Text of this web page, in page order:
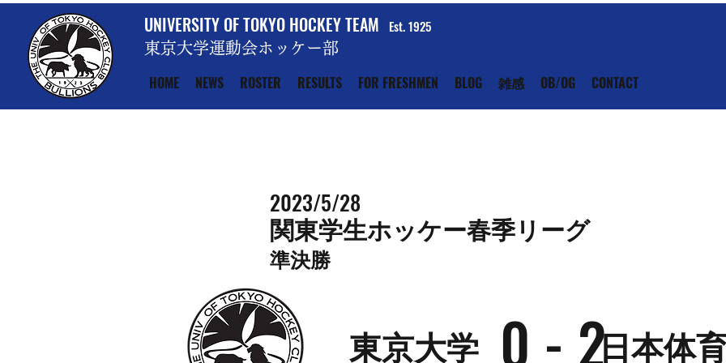
UNIVERSITY OF TOKYO HOCKEY TEAM
東京大学運動会ホッケー部
Est. 1925
HOME NEWS ROSTER RESULTS FOR FRESHMEN BLOG 雑感 OB/OG CONTACT
2023/5/28
関東学生ホッケー春季リーグ
準決勝
東京大学 0 - 2日本体